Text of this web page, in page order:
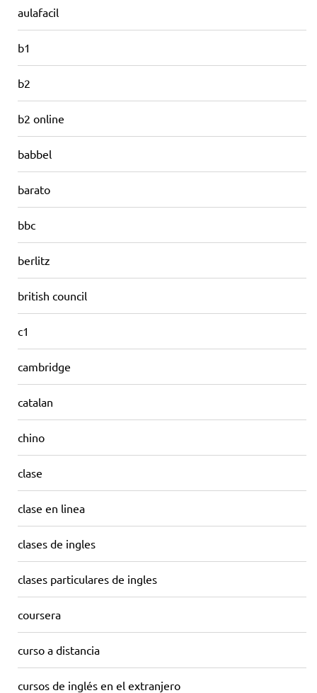
aulafacil
b1
b2
b2 online
babbel
barato
bbc
berlitz
british council
c1
cambridge
catalan
chino
clase
clase en linea
clases de ingles
clases particulares de ingles
coursera
curso a distancia
cursos de inglés en el extranjero